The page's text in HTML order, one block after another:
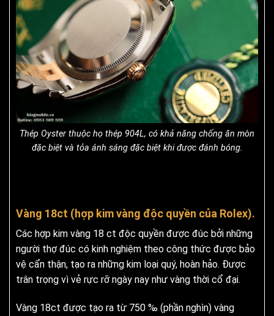
Thép Oyster thuộc họ thép 904L, có khả năng chống ăn mòn
đặc biệt và tỏa ánh sáng đặc biệt khi được đánh bóng.
Vàng 18ct (hợp kim vàng độc quyền của Rolex).
Các hợp kim vàng 18 ct độc ​​quyền được đúc bởi những
người thợ đúc có kinh nghiệm theo công thức được bảo
vệ cẩn thận, tạo ra những kim loại quý, hoàn hảo. Được
trân trọng vì vẻ rực rỡ ngày nay như vàng thời cổ đại.
Vàng 18ct được tạo ra từ 750 ‰ (phần nghìn) vàng